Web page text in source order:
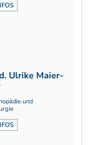
techniken
Ulrike Maier-
und